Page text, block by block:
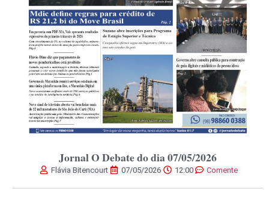
Jornal O Debate do dia 07/05/2026
Flávia Bitencourt 07/05/2026 12:00 Comente